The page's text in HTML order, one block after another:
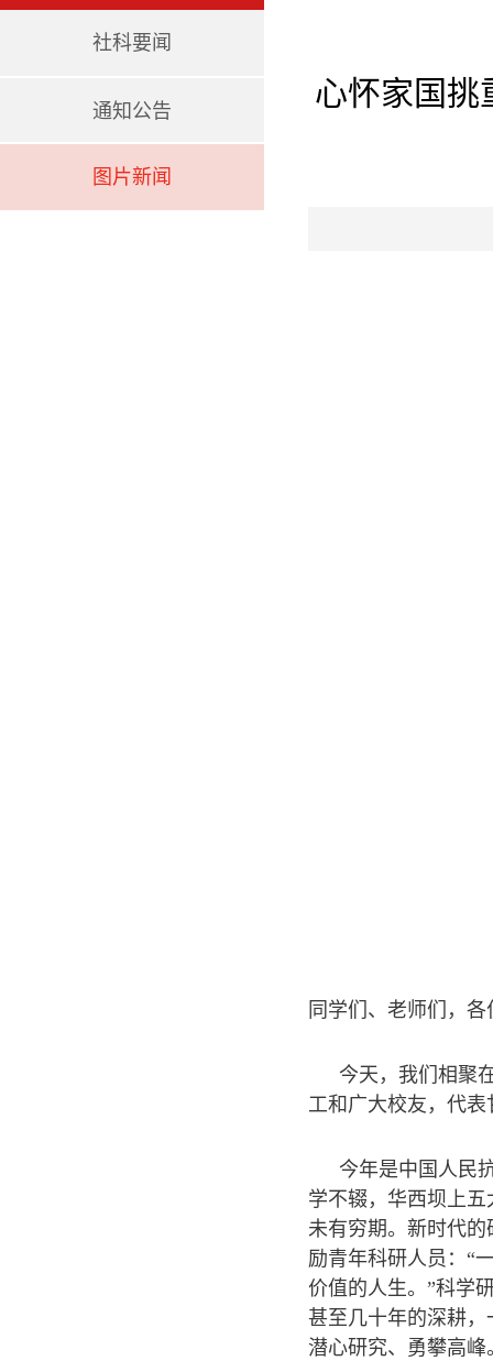
社科要闻
通知公告
图片新闻
心怀家国
同学们、老师们，
今天，我们相聚
工和广大校友，代
今年是中国人民
学不辍，华西坝上
未有穷期。新时代
励青年科研人员：“
价值的人生。”科学
甚至几十年的深耕
潜心研究、勇攀高